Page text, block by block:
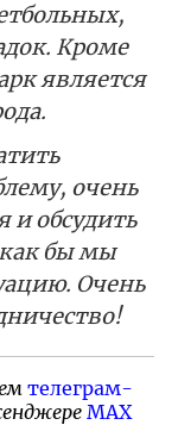
Кроме
является
очень
и обсудить
как бы мы
Очень
телеграм-
MAX